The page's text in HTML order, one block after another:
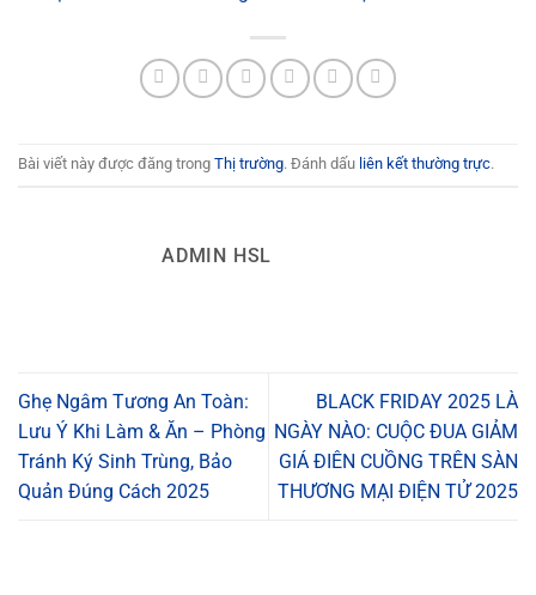
Bài viết này được đăng trong Thị trường. Đánh dấu liên kết thường trực.
ADMIN HSL
Ghẹ Ngâm Tương An Toàn:
Lưu Ý Khi Làm & Ăn – Phòng
Tránh Ký Sinh Trùng, Bảo
Quản Đúng Cách 2025
BLACK FRIDAY 2025 LÀ
NGÀY NÀO: CUỘC ĐUA GIẢM
GIÁ ĐIÊN CUỒNG TRÊN SÀN
THƯƠNG MẠI ĐIỆN TỬ 2025